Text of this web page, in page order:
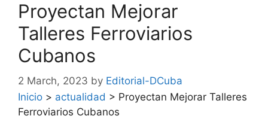
Proyectan Mejorar
Talleres Ferroviarios
Cubanos
2 March, 2023 by Editorial-DCuba
Inicio > actualidad > Proyectan Mejorar Talleres
Ferroviarios Cubanos